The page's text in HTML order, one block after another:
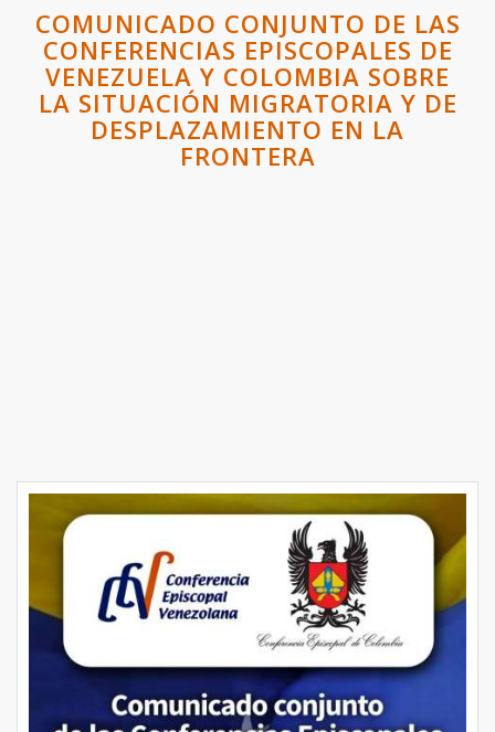
COMUNICADO CONJUNTO DE LAS
CONFERENCIAS EPISCOPALES DE
VENEZUELA Y COLOMBIA SOBRE
LA SITUACIÓN MIGRATORIA Y DE
DESPLAZAMIENTO EN LA
FRONTERA